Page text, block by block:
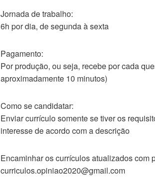
Jornada de trabalho:
6h por dia, de segunda à sexta
Pagamento:
Por produção, ou seja, recebe por cada
aproximadamente 10 minutos)
Como se candidatar:
Enviar currículo somente se tiver os
interesse de acordo com a descrição
Encaminhar os currículos atualizados com
curriculos.opiniao2020@gmail.com